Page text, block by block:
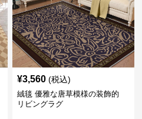
¥3,560 (税込)
絨毯 優雅な唐草模様の装飾的
リビングラグ